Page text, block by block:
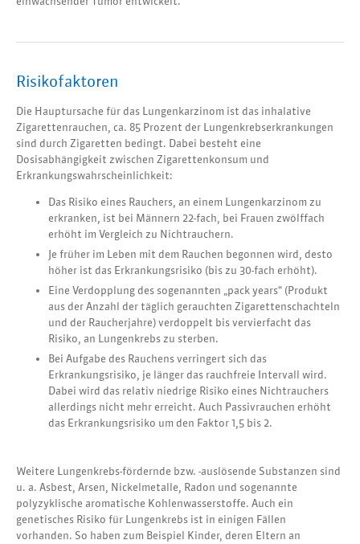
Risikofaktoren
Die Hauptursache für das Lungenkarzinom ist das inhalative
Zigarettenrauchen, ca. 85 Prozent der Lungenkrebserkrankungen
sind durch Zigaretten bedingt. Dabei besteht eine
Dosisabhängigkeit zwischen Zigarettenkonsum und
Erkrankungswahrscheinlichkeit:
Das Risiko eines Rauchers, an einem Lungenkarzinom zu
erkranken, ist bei Männern 22-fach, bei Frauen zwölffach
erhöht im Vergleich zu Nichtrauchern.
Je früher im Leben mit dem Rauchen begonnen wird, desto
höher ist das Erkrankungsrisiko (bis zu 30-fach erhöht).
Eine Verdopplung des sogenannten „pack years“ (Produkt
aus der Anzahl der täglich gerauchten Zigarettenschachteln
und der Raucherjahre) verdoppelt bis vervierfacht das
Risiko, an Lungenkrebs zu sterben.
Bei Aufgabe des Rauchens verringert sich das
Erkrankungsrisiko, je länger das rauchfreie Intervall wird.
Dabei wird das relativ niedrige Risiko eines Nichtrauchers
allerdings nicht mehr erreicht. Auch Passivrauchen erhöht
das Erkrankungsrisiko um den Faktor 1,5 bis 2.
Weitere Lungenkrebs-fördernde bzw. -auslösende Substanzen sind
u. a. Asbest, Arsen, Nickelmetalle, Radon und sogenannte
polyzyklische aromatische Kohlenwasserstoffe. Auch ein
genetisches Risiko für Lungenkrebs ist in einigen Fällen
vorhanden. So haben zum Beispiel Kinder, deren Eltern an